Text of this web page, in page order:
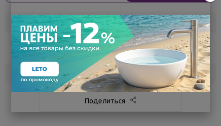
Склад Кол-во Срок поставки
Воронеж
Самовывоз
сегодня
Белгород под заказ
Поделиться